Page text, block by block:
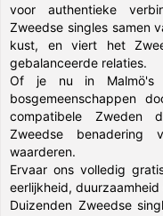
voor authentieke
Zweedse singles samen
kust, en viert het
gebalanceerde relaties.
Of je nu in Malmö's
bosgemeenschappen
compatibele Zweden
Zweedse benadering
waarderen.
Ervaar ons volledig
eerlijkheid,
Duizenden Zweedse